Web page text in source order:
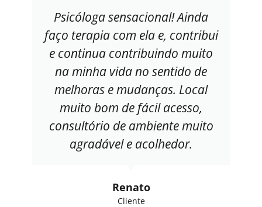
Psicóloga sensacional! Ainda
faço terapia com ela e, contribui
e continua contribuindo muito
na minha vida no sentido de
melhoras e mudanças. Local
muito bom de fácil acesso,
consultório de ambiente muito
agradável e acolhedor.
Renato
Cliente